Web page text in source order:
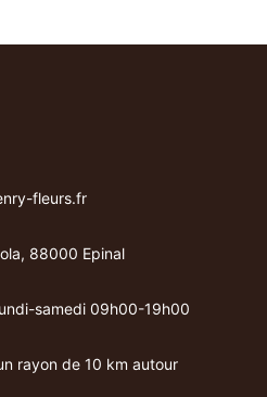
fleurs.fr
88000 Epinal
samedi 09h00-19h00
rayon de 10 km autour